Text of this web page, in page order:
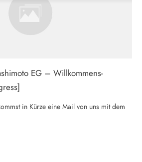
EG – Willkommens-
in Kürze eine Mail von uns mit dem